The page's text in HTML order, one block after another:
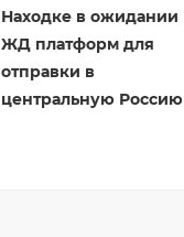
Находке в ожидании
ЖД платформ для
отправки в
центральную Россию